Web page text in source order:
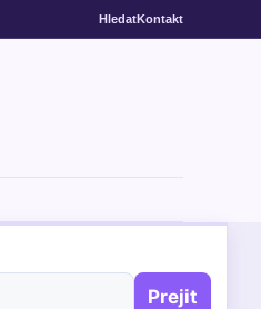
HledatKontakt
Prejit